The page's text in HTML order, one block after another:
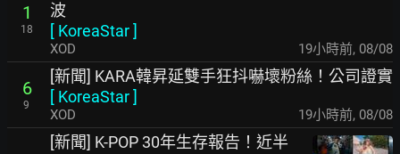
1
18
波
[ KoreaStar]
XOD 19小時前, 08/08
6
9
[新聞] KARA韓昇延雙手狂抖嚇壞粉絲！公司證實
[ KoreaStar]
XOD 19小時前, 08/08
[新聞] K-POP 30年生存報告！近半